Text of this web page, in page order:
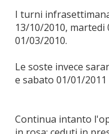
I turni
13/10/2010,
01/03/2010.
Le soste invece
e sabato 01/01/2011
Continua intanto